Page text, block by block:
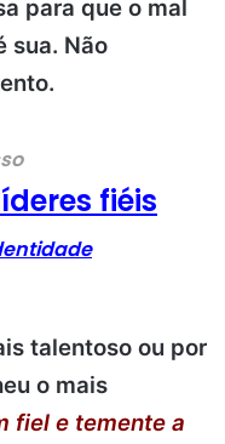
para que o mal
sua. Não
fiéis
talentoso ou por
o mais
fiel e temente a